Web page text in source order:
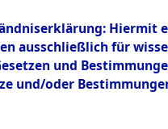
Einen Kommentar
Todesmärschen
Hiermit
ausschließlich für
und
und/oder